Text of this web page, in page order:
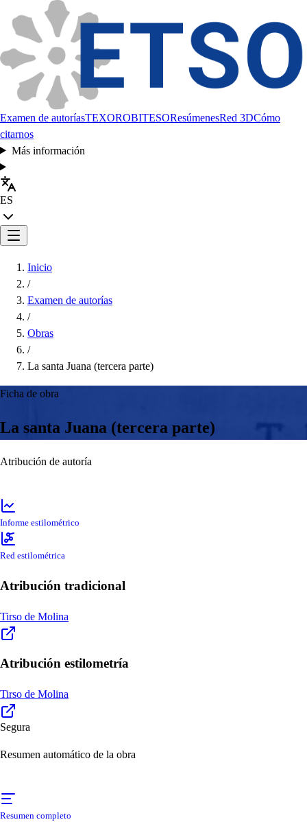
Examen de autoríasTEXOROBITESOResúmenesRed 3DCómo
citarnos
Más información
ES
Inicio
/
Examen de autorías
/
Obras
/
La santa Juana (tercera parte)
Ficha de obra
La santa Juana (tercera parte)
Atribución de autoría
Informe estilométrico
Red estilométrica
Atribución tradicional
Tirso de Molina
Atribución estilometría
Tirso de Molina
Segura
Resumen automático de la obra
Resumen completo